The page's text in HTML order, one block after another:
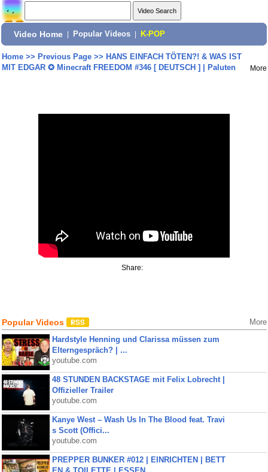
Video Home Popular Videos K-POP
Home>> Previous Page>> HANS EINFACH TÖTEN?! & WAS IST
MIT EDGAR ✪ Minecraft FREEDOM #346 [ DEUTSCH ] | Paluten
More
Share:
Popular Videos More
Hardstyle Henning und Clarissa müssen zum
Elterngespräch? | ...
youtube.com
48 STUNDEN BACKSTAGE mit Felix Lobrecht |
Offizieller Trailer
youtube.com
Kanye West – Wash Us In The Blood feat. Travi
s Scott (Offici...
youtube.com
PREPPER BUNKER #012 | EINRICHTEN | BETT